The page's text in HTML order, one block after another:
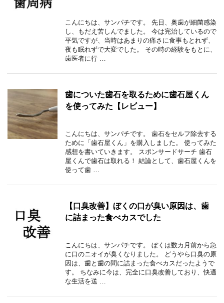
こんにちは、サンパチです。 先日、奥歯が細菌感染
し、もだえ苦しんでました。 今は完治しているので
平気ですが、当時はあまりの痛さに食事もとれず、
夜も眠れずで大変でした。 その時の経験をもとに、
歯医者に行 …
歯についた歯石を取るために歯石屋くん
を使ってみた【レビュー】
こんにちは、サンパチです。 歯石をセルフ除去する
ために「歯石屋くん」を購入しました。 使ってみた
感想を書いていきます。 スポンサードサーチ 歯石
屋くんで歯石は取れる！ 結論として、歯石屋くんを
使って歯 …
【口臭改善】ぼくの口が臭い原因は、歯
に詰まった食べカスでした
こんにちは、サンパチです。 ぼくは数カ月前から急
に口のニオイが臭くなりました。 どうやら口臭の原
因は、歯と歯の間に詰まった食べカスだったようで
す。 ちなみに今は、完全に口臭改善しており、快適
な生活を送 …